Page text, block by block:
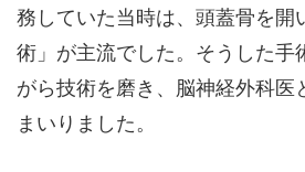
務していた当時は、頭蓋骨を開
術」が主流でした。そうした手
がら技術を磨き、脳神経外科医
まいりました。